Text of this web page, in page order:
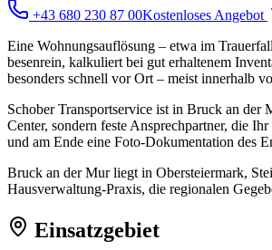
+43 680 230 87 00Kostenloses Angebot
Eine Wohnungsauflösung – etwa im
besenrein, kalkuliert bei gut erhaltenem
besonders schnell vor Ort – meist innerhalb
Schober Transportservice ist in Bruck an
Center, sondern feste Ansprechpartner, die
und am Ende eine Foto-Dokumentation des
Bruck an der Mur liegt in Obersteiermark,
Hausverwaltung-Praxis, die regionalen
Einsatzgebiet